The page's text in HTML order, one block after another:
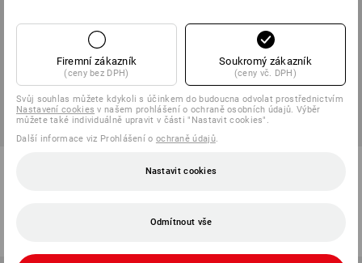
thermo stretch-x-warm
od 945,01 Kč
Firemní zákazník
(ceny bez DPH)
Soukromý zákazník
(ceny vč. DPH)
Svůj souhlas můžete kdykoli s účinkem do budoucna odvolat prostřednictvím
Nastavení cookies v našem prohlášení o ochraně osobních údajů. Výběr
můžete také individuálně upravit v části "Nastavit cookies".
Další informace viz Prohlášení o ochraně údajů.
Nastavit cookies
Odmítnout vše